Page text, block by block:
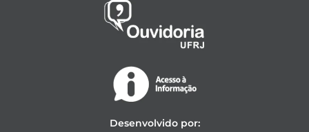
Desenvolvido por: